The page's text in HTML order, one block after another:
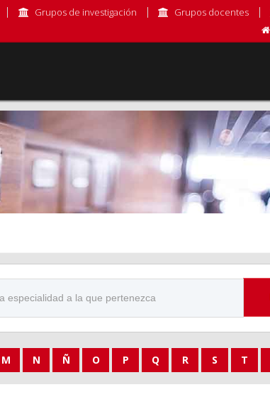
Grupos de investigación Grupos docentes
M N Ñ O P Q R S T